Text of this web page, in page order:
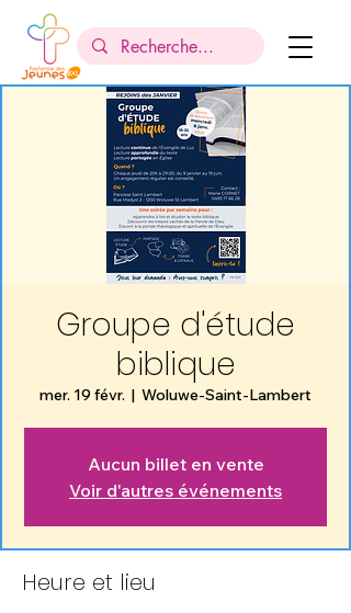
Groupe d'étude
biblique
mer. 19 févr.
  |
Woluwe-Saint-Lambert
Aucun billet en vente
Voir d'autres événements
Heure et lieu